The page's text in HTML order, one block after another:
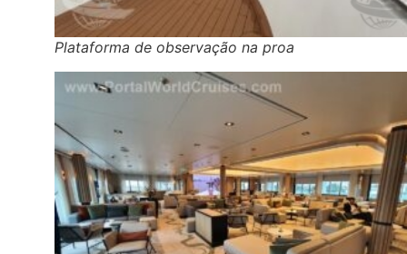
Plataforma de observação na proa